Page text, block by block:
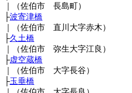
｜（佐伯市 長島町）
├波寄津橋
｜（佐伯市 直川大字赤木）
├久土橋
｜（佐伯市 弥生大字江良）
├虚空蔵橋
｜（佐伯市 大字長谷）
├玉垂橋